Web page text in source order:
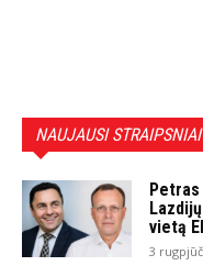
NAUJAUSI STRAIPSNIAI
vietą
3